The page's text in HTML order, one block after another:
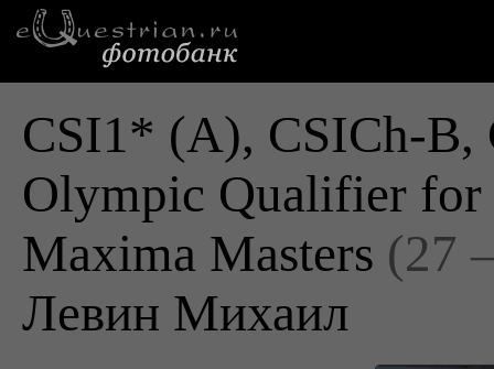
CSI1* (A), CSICh-B,
Olympic Qualifier
Maxima Masters (27
Левин Михаил